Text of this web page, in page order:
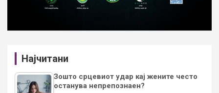
Најчитани
Зошто срцевиот удар кај жените често
останува непрепознаен?